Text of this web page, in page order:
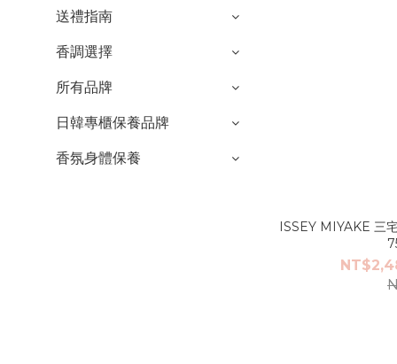
送禮指南
香調選擇
所有品牌
日韓專櫃保養品牌
香氛身體保養
ISSEY MIYAKE 三